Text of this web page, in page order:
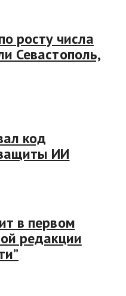
росту числа
Севастополь,
код
ИИ
в первом
редакции